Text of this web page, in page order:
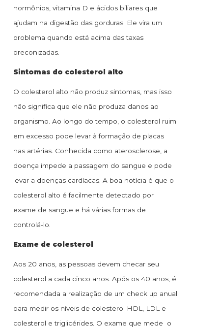
hormônios, vitamina D e ácidos biliares que
ajudam na digestão das gorduras. Ele vira um
problema quando está acima das taxas
preconizadas.
Sintomas do colesterol alto
O colesterol alto não produz sintomas, mas isso
não significa que ele não produza danos ao
organismo. Ao longo do tempo, o colesterol ruim
em excesso pode levar à formação de placas
nas artérias. Conhecida como aterosclerose, a
doença impede a passagem do sangue e pode
levar a doenças cardíacas. A boa notícia é que o
colesterol alto é facilmente detectado por
exame de sangue e há várias formas de
controlá-lo.
Exame de colesterol
Aos 20 anos, as pessoas devem checar seu
colesterol a cada cinco anos. Após os 40 anos, é
recomendada a realização de um check up anual
para medir os níveis de colesterol HDL, LDL e
colesterol e triglicérides. O exame que mede o